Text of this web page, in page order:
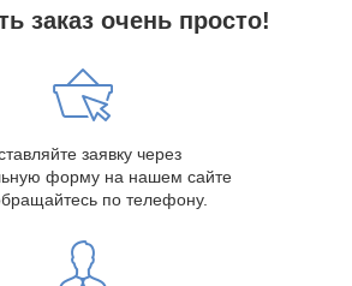
заказ очень просто!
заявку через
форму на нашем сайте
по телефону.